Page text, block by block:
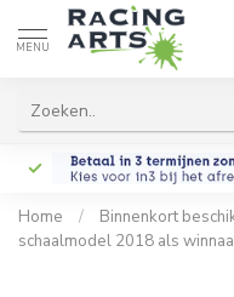
MENU
Home /
Binnenkort
schaalmodel 2018 als